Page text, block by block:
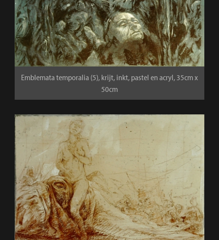
Emblemata temporalia (5), krijt, inkt, pastel en acryl, 35cm x
50cm